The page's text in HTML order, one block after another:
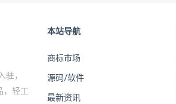
驻，
，轻工
本站导航
商标市场
源码/软件
最新资讯